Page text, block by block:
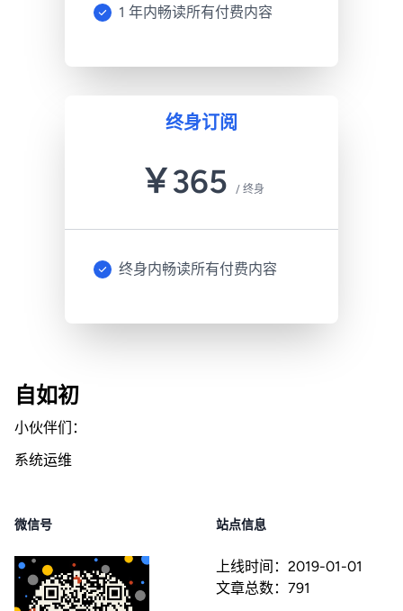
1 年内畅读所有付费内容
终身订阅
￥365 / 终身
终身内畅读所有付费内容
自如初
小伙伴们：
系统运维
微信号 站点信息
上线时间： 2019-01-01
文章总数： 791